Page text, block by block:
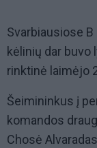
Svarbiausiose
kėlinių dar buvo
rinktinė laimėjo
Šeimininkus į
komandos
Chosė